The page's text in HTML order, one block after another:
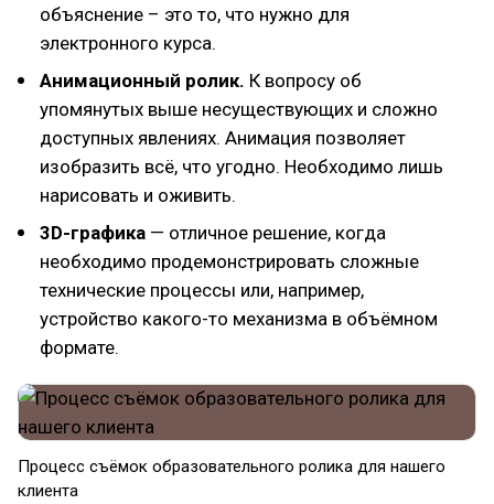
объяснение – это то, что нужно для
электронного курса.
Анимационный ролик. К вопросу об
упомянутых выше несуществующих и сложно
доступных явлениях. Анимация позволяет
изобразить всё, что угодно. Необходимо лишь
нарисовать и оживить.
3D-графика — отличное решение, когда
необходимо продемонстрировать сложные
технические процессы или, например,
устройство какого-то механизма в объёмном
формате.
Процесс съёмок образовательного ролика для нашего
клиента